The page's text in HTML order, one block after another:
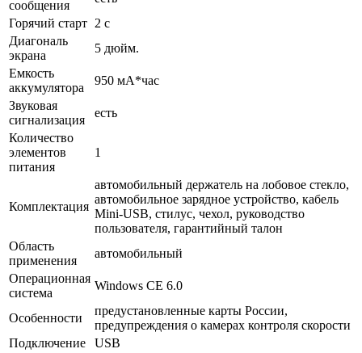
сообщения
Горячий старт 2 с
Диагональ
экрана
5 дюйм.
Емкость
аккумулятора
950 мА*час
Звуковая
сигнализация
есть
Количество
элементов
питания
1
Комплектация
автомобильный держатель на лобовое стекло,
автомобильное зарядное устройство, кабель
Mini-USB, стилус, чехол, руководство
пользователя, гарантийный талон
Область
применения
автомобильный
Операционная
система
Windows CE 6.0
Особенности
предустановленные карты России,
предупреждения о камерах контроля скорости
Подключение
USB